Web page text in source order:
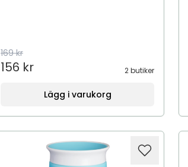
169 kr
156 kr 2 butiker
Lägg i varukorg